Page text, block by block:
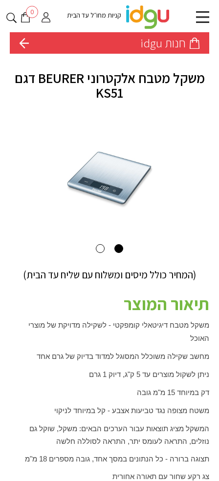
קניות מחו״ל עד הבית 0
חנות idgu
משקל מטבח אלקטרוני BEURER דגם
KS51
(המחיר כולל מיסים ומשלוח עם שליח עד הבית)
תיאור המוצר
משקל מטבח דיגיטאלי קומפקטי - לשקילה מדויקת של מוצרי
האוכל
מחשב שקילה משוכלל המסוגל למדוד בדיוק של גרם אחד
ניתן לשקול מוצרים עד 5 ק"ג, דיוק 1 גרם
דק במיוחד 15 מ"מ גובה
משטח מצופה נגד טביעות אצבע - קל במיוחד לניקוי
המשקל מציג תוצאות עבור הערכים הבאים: משקל, שוקל גם
נוזלים, התראה לעומס יתר, התראה לסוללה חלשה
תצוגה ברורה - כל הנתונים במסך אחד, גובה מספרים 18 מ"מ
צג רקע שחור עם תאורה אחורית